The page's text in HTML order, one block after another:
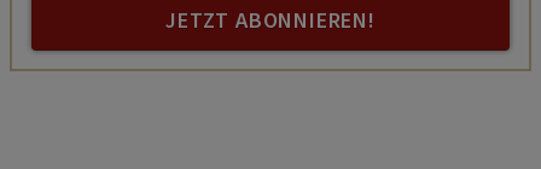
JETZT ABONNIEREN!